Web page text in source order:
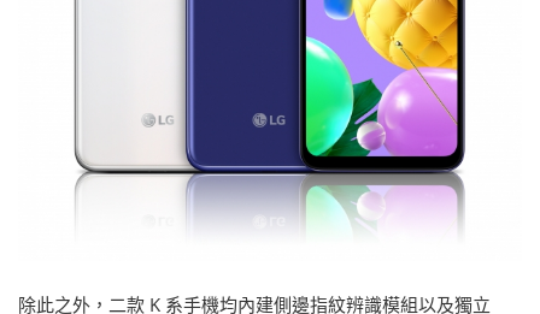
除此之外，二款 K 系手機均內建側邊指紋辨識模組以及獨立